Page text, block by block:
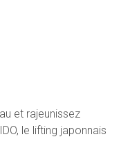
et rajeunissez
le lifting japonnais